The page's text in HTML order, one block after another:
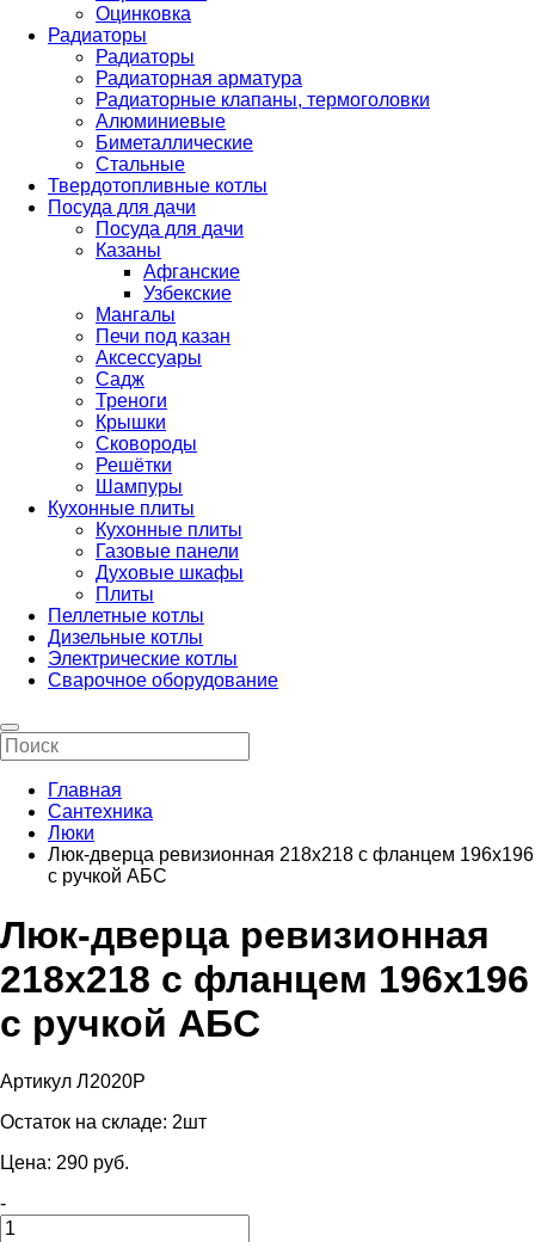
Оцинковка
Радиаторы
Радиаторы
Радиаторная арматура
Радиаторные клапаны, термоголовки
Алюминиевые
Биметаллические
Стальные
Твердотопливные котлы
Посуда для дачи
Посуда для дачи
Казаны
Афганские
Узбекские
Мангалы
Печи под казан
Аксессуары
Садж
Треноги
Крышки
Сковороды
Решётки
Шампуры
Кухонные плиты
Кухонные плиты
Газовые панели
Духовые шкафы
Плиты
Пеллетные котлы
Дизельные котлы
Электрические котлы
Сварочное оборудование
Главная
Сантехника
Люки
Люк-дверца ревизионная 218х218 с фланцем 196х196
с ручкой АБС
Люк-дверца ревизионная
218х218 с фланцем 196х196
с ручкой АБС
Артикул Л2020Р
Остаток на складе: 2шт
Цена: 290 pуб.
-